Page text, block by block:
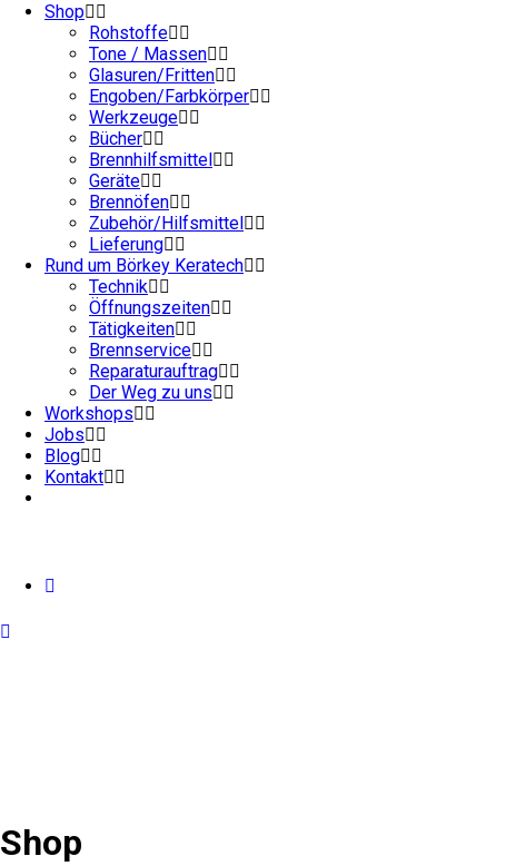
Shop
Rohstoffe
Tone / Massen
Glasuren/Fritten
Engoben/Farbkörper
Werkzeuge
Bücher
Brennhilfsmittel
Geräte
Brennöfen
Zubehör/Hilfsmittel
Lieferung
Rund um Börkey Keratech
Technik
Öffnungszeiten
Tätigkeiten
Brennservice
Reparaturauftrag
Der Weg zu uns
Workshops
Jobs
Blog
Kontakt
Shop